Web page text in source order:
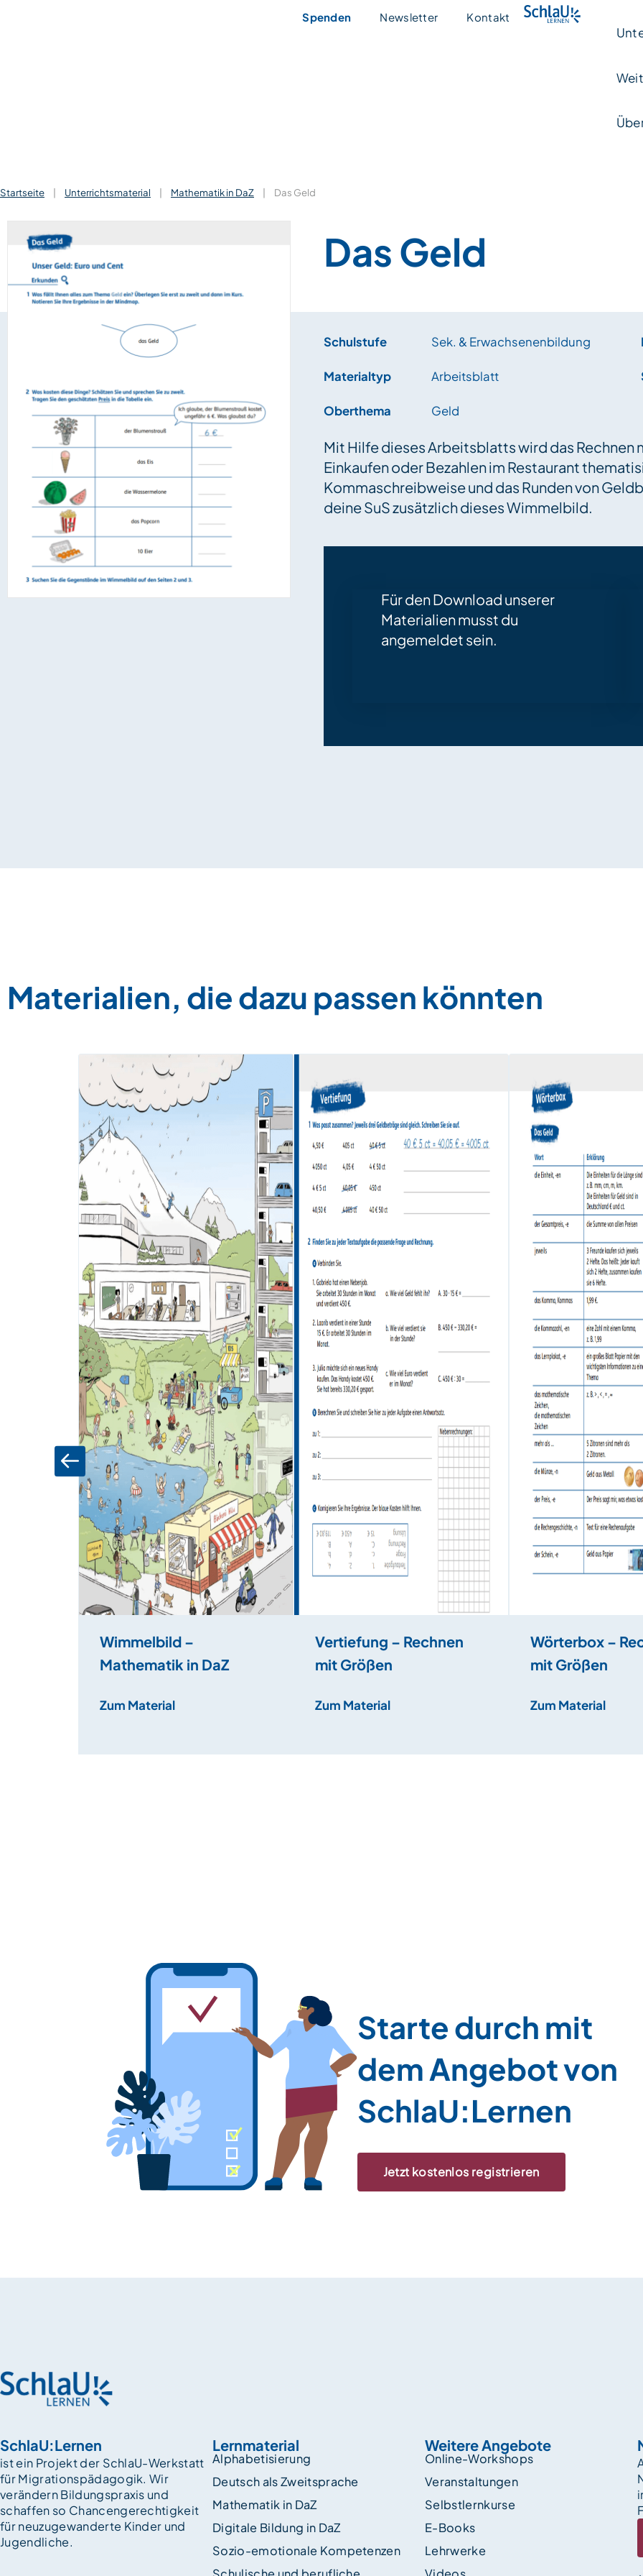
Spenden Newsletter Kontakt
Startseite | Unterrichtsmaterial | Mathematik in DaZ | Das Geld
Das Geld
Schulstufe Sek. & Erwachsenenbildung
Materialtyp Arbeitsblatt
Oberthema Geld
Mit Hilfe dieses Arbeitsblatts wird das Rechnen
Einkaufen oder Bezahlen im Restaurant
Kommaschreibweise und das Runden von
deine SuS zusätzlich dieses Wimmelbild.
Für den Download unserer
Materialien musst du
angemeldet sein.
Materialien, die dazu passen könnten
Wimmelbild –
Mathematik in DaZ
Zum Material
Vertiefung – Rechnen
mit Größen
Zum Material
Wörterbox –
mit Größen
Zum Material
Starte durch mit
dem Angebot von
SchlaU:Lernen
Jetzt kostenlos registrieren
SchlaU:Lernen
ist ein Projekt der SchlaU-Werkstatt
für Migrationspädagogik. Wir
verändern Bildungspraxis und
schaffen so Chancen­gerechtigkeit
für neuzugewanderte Kinder und
Jugendliche.
Lernmaterial
Alphabetisierung
Deutsch als Zweitsprache
Mathematik in DaZ
Digitale Bildung in DaZ
Sozio-emotionale Kompetenzen
Weitere Angebote
Online-Workshops
Veranstaltungen
Selbstlernkurse
E-Books
Lehrwerke